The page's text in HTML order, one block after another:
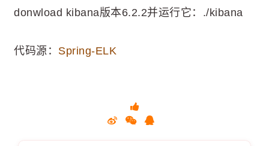
donwload kibana版本6.2.2并运行它：./kibana
代码源： Spring-ELK